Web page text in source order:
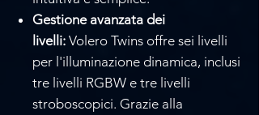
Gestione avanzata dei
livelli: Volero Twins offre sei livelli
per l'illuminazione dinamica, inclusi
tre livelli RGBW e tre livelli
stroboscopici. Grazie alla